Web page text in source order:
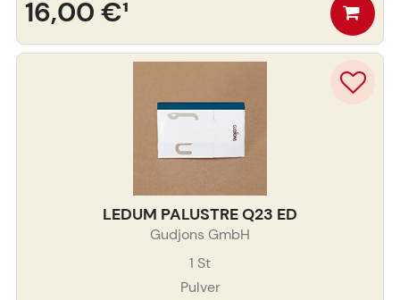
16,00 €¹
LEDUM PALUSTRE Q23 ED
Gudjons GmbH
1 St
Pulver